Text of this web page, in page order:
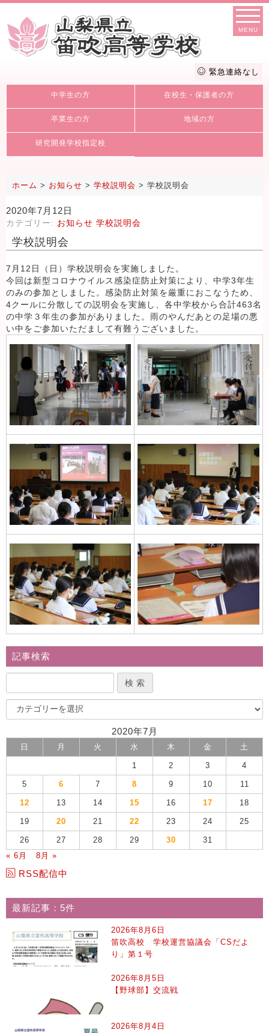
MENU
緊急連絡なし
中学生の方 在校生・保護者の方
卒業生の方 地域の方
研究開発学校指定校
ホーム > お知らせ > 学校説明会 > 学校説明会
2020年7月12日
カテゴリー: お知らせ 学校説明会
学校説明会
7月12日（日）学校説明会を実施しました。
今回は新型コロナウイルス感染症防止対策により、中学3年生
のみの参加としました。感染防止対策を厳重におこなうため、
4クールに分散しての説明会を実施し、各中学校から合計463名
の中学３年生の参加がありました。雨のやんだあとの足場の悪
い中をご参加いただまして有難うございました。
記事検索
2020年7月
日 月 火 水 木 金 土
1 2 3 4
5 6 7 8 9 10 11
12 13 14 15 16 17 18
19 20 21 22 23 24 25
26 27 28 29 30
31
« 6月
8月 »
RSS配信中
最新記事：5件
2026年8月6日
笛吹高校 学校運営協議会「CSだよ
り」第１号
2026年8月5日
【野球部】交流戦
2026年8月4日